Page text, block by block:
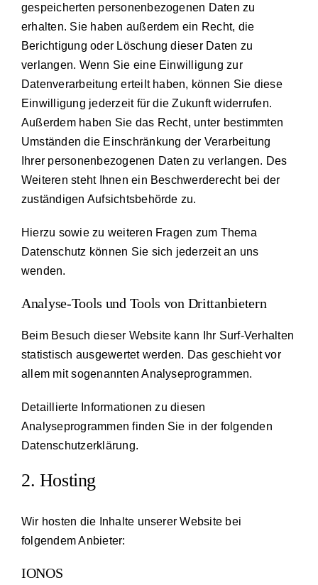
gespeicherten personenbezogenen Daten zu
erhalten. Sie haben außerdem ein Recht, die
Berichtigung oder Löschung dieser Daten zu
verlangen. Wenn Sie eine Einwilligung zur
Datenverarbeitung erteilt haben, können Sie diese
Einwilligung jederzeit für die Zukunft widerrufen.
Außerdem haben Sie das Recht, unter bestimmten
Umständen die Einschränkung der Verarbeitung
Ihrer personenbezogenen Daten zu verlangen. Des
Weiteren steht Ihnen ein Beschwerderecht bei der
zuständigen Aufsichtsbehörde zu.
Hierzu sowie zu weiteren Fragen zum Thema
Datenschutz können Sie sich jederzeit an uns
wenden.
Analyse-Tools und Tools von Dritt­anbietern
Beim Besuch dieser Website kann Ihr Surf-Verhalten
statistisch ausgewertet werden. Das geschieht vor
allem mit sogenannten Analyseprogrammen.
Detaillierte Informationen zu diesen
Analyseprogrammen finden Sie in der folgenden
Datenschutzerklärung.
2. Hosting
Wir hosten die Inhalte unserer Website bei
folgendem Anbieter:
IONOS